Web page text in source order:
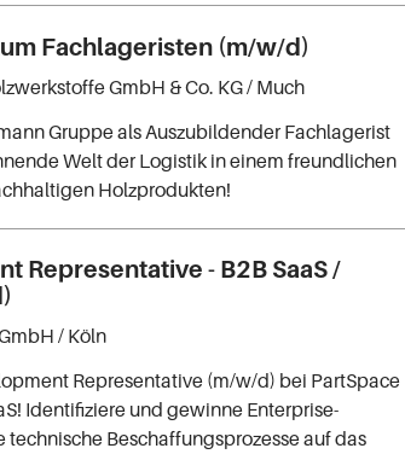
Fachlageristen (m/w/d)
GmbH & Co. KG/ Much
Gruppe als Auszubildender Fachlagerist
Welt der Logistik in einem freundlichen
Holzprodukten!
Representative - B2B SaaS /
/ Köln
Representative (m/w/d) bei PartSpace
Identifiziere und gewinne Enterprise-
Beschaffungsprozesse auf das